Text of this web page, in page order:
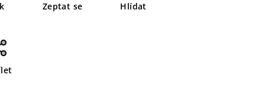
Zeptat se Hlídat